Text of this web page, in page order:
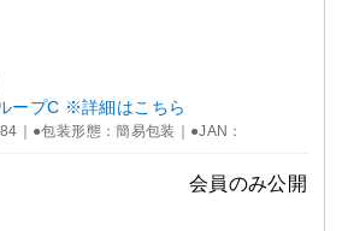
ープC ※詳細はこちら
｜●包装形態：簡易包装｜●JAN：
会員のみ公開